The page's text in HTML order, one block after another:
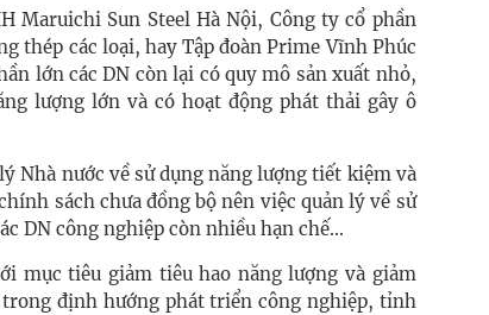
Maruichi Sun Steel Hà Nội, Công ty cổ phần
thép các loại, hay Tập đoàn Prime Vĩnh Phúc
lớn các DN còn lại có quy mô sản xuất nhỏ,
lượng lớn và có hoạt động phát thải gây ô
Nhà nước về sử dụng năng lượng tiết kiệm và
sách chưa đồng bộ nên việc quản lý về sử
DN công nghiệp còn nhiều hạn chế...
mục tiêu giảm tiêu hao năng lượng và giảm
định hướng phát triển công nghiệp, tỉnh